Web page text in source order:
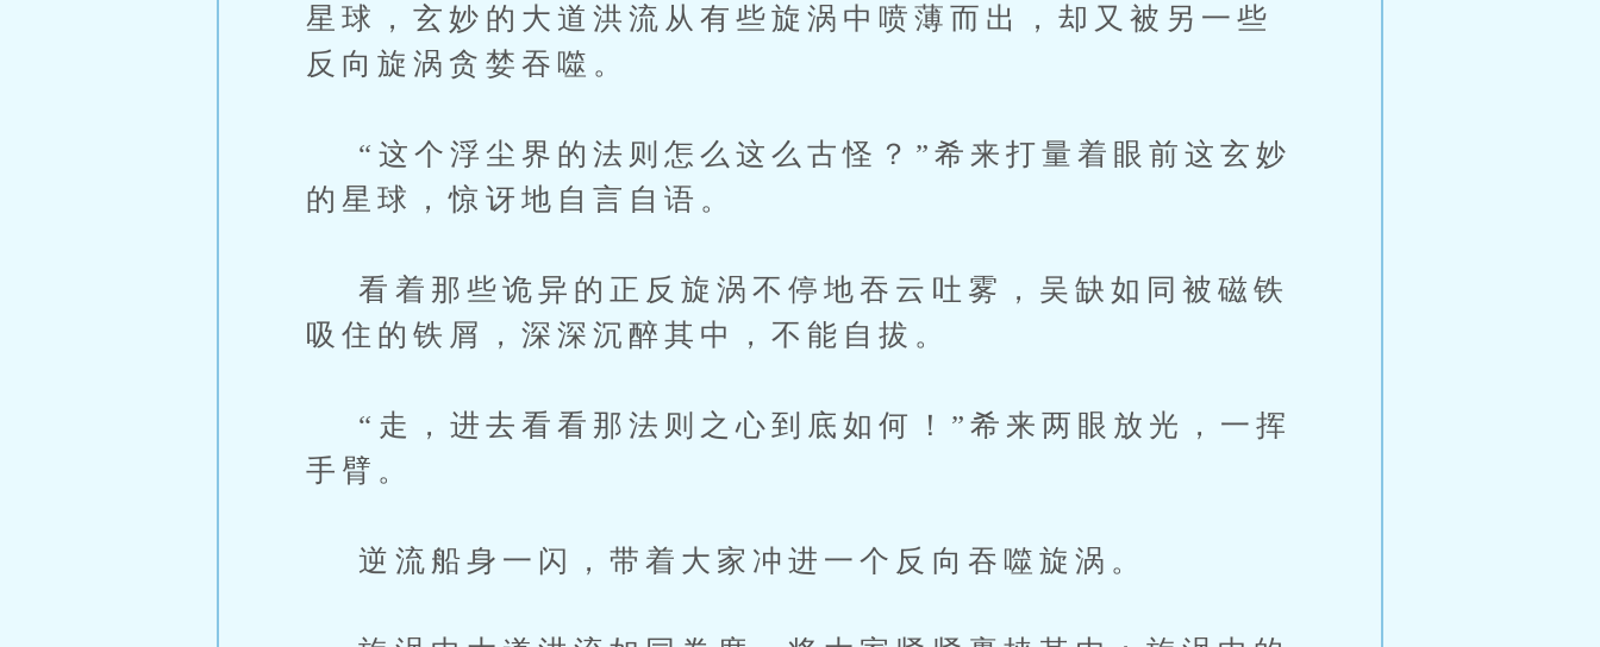
星球，玄妙的大道洪流从有些旋涡中喷薄而出，却又被另一些
反向旋涡贪婪吞噬。
“这个浮尘界的法则怎么这么古怪？”希来打量着眼前这玄妙
的星球，惊讶地自言自语。
看着那些诡异的正反旋涡不停地吞云吐雾，吴缺如同被磁铁
吸住的铁屑，深深沉醉其中，不能自拔。
“走，进去看看那法则之心到底如何！”希来两眼放光，一挥
手臂。
逆流船身一闪，带着大家冲进一个反向吞噬旋涡。